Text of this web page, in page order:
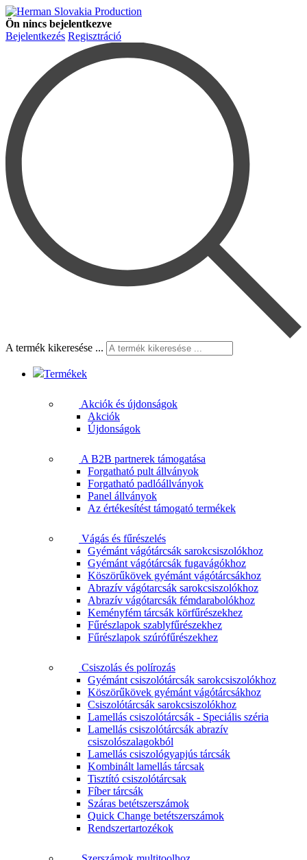
Ön nincs bejelentkezve
Bejelentkezés Regisztráció
A termék kikeresése ...
Termékek
Akciók és újdonságok
Akciók
Újdonságok
A B2B partnerek támogatása
Forgatható pult állványok
Forgatható padlóállványok
Panel állványok
Az értékesítést támogató termékek
Vágás és fűrészelés
Gyémánt vágótárcsák sarokcsiszolókhoz
Gyémánt vágótárcsák fugavágókhoz
Köszörűkövek gyémánt vágótárcsákhoz
Abrazív vágótarcsák sarokcsiszolókhoz
Abrazív vágótarcsák fémdarabolókhoz
Keményfém tárcsák körfűrészekhez
Fűrészlapok szablyfűrészekhez
Fűrészlapok szúrófűrészekhez
Csiszolás és polírozás
Gyémánt csiszolótárcsák sarokcsiszolókhoz
Köszörűkövek gyémánt vágótárcsákhoz
Csiszolótárcsák sarokcsiszolókhoz
Lamellás csiszolótárcsák - Speciális széria
Lamellás csiszolótárcsák abrazív
csiszolószalagokból
Lamellás csiszológyapjús tárcsák
Kombinált lamellás tárcsak
Tisztító csiszolótárcsak
Fíber tárcsák
Száras betétszerszámok
Quick Change betétszerszámok
Rendszertartozékok